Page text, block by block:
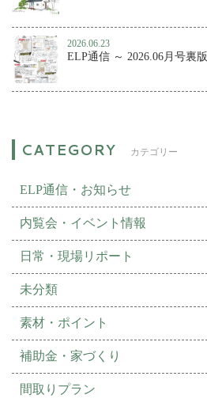
2026.06.23
ELP通信 ～ 2026.06月号裏版
カテゴリー
ELP通信・お知らせ
内覧会・イベント情報
日常・現場リポート
未分類
素材・ポイント
補助金・家づくり
間取りプラン